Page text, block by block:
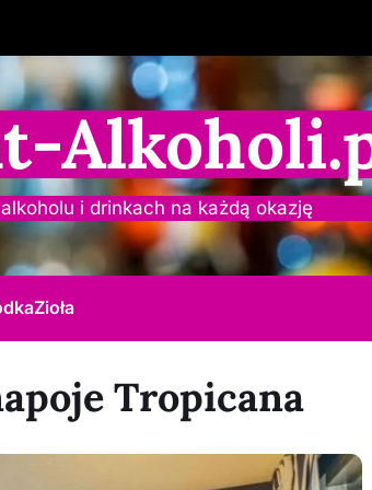
i drinkach na każdą okazję
Zioła
Tropicana